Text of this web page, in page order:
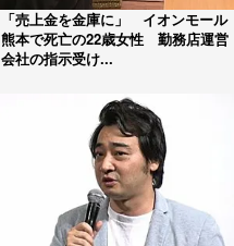
「売上金を金庫に」 イオンモール
熊本で死亡の22歳女性 勤務店運営
会社の指示受け...